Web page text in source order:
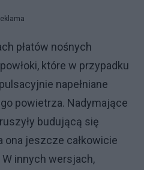
płatów nośnych
które w przypadku
napełniane
powietrza. Nadymające
budującą się
ona jeszcze całkowicie
innych wersjach,